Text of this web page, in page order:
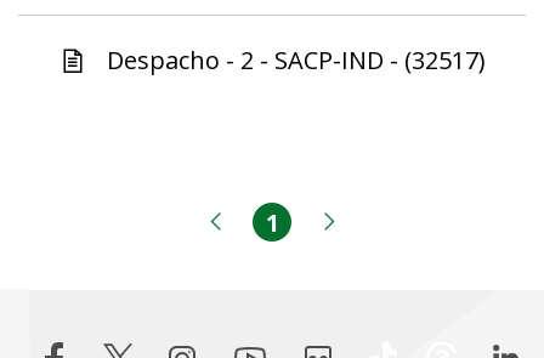
Despacho - 2 - SACP-IND - (32517)
Página anterior
Página
1